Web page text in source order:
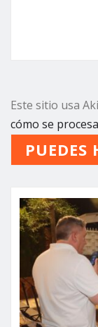
Este sitio usa
cómo se
PUEDES